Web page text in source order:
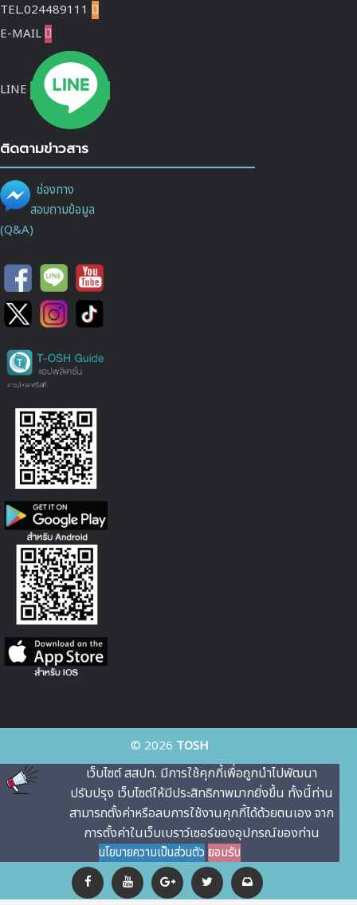
TEL.024489111 
E-MAIL 
LINE
ติดตามข่าวสาร
ช่องทาง
สอบถามข้อมูล
(Q&A)
© 2026 TOSH
เว็บไซต์ สสปท. มีการใช้คุกกี้เพื่อถูกนําไปพัฒนา
ปรับปรุง เว็บไซต์ให้มีประสิทธิภาพมากยิ่งขึ้น ทั้งนี้ท่าน
สามารถตั้งค่าหรือลบการใช้งานคุกกี้ได้ด้วยตนเอง จาก
การตั้งค่าในเว็บเบราว์เซอร์ของอุปกรณ์ของท่าน
นโยบายความเป็นส่วนตัว ยอมรับ